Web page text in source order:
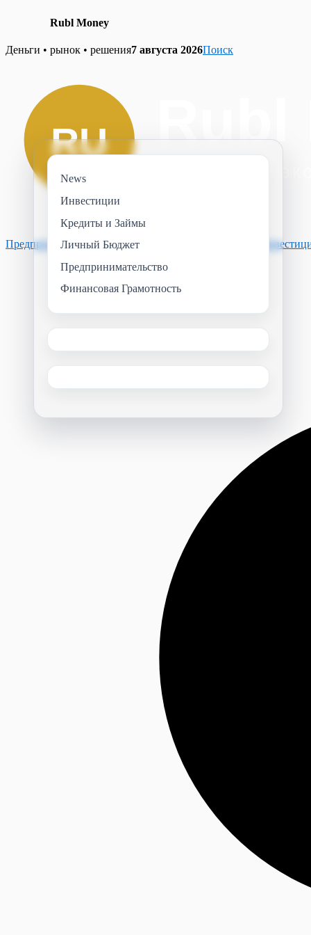
Rubl Money
Skip
Деньги • рынок • решения7 августа 2026Поиск
ПредпринимательствоФинансовая Грамотность
News
Инвестиции
Кредиты и Займы
Личный Бюджет
Предпринимательство
Финансовая Грамотность